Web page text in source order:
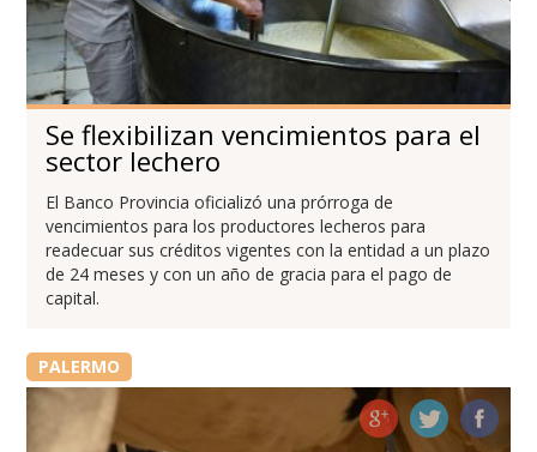
Se flexibilizan vencimientos para el
sector lechero
El Banco Provincia oficializó una prórroga de
vencimientos para los productores lecheros para
readecuar sus créditos vigentes con la entidad a un plazo
de 24 meses y con un año de gracia para el pago de
capital.
PALERMO